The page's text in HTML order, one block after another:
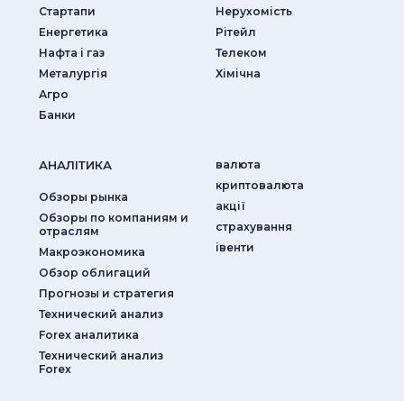
Стартапи
Енергетика
Нафта і газ
Металургія
Агро
Банки
Нерухомість
Рітейл
Телеком
Хімічна
АНАЛIТИКА
Обзоры рынка
Обзоры по компаниям и
отраслям
Макроэкономика
Обзор облигаций
Прогнозы и стратегия
Технический анализ
Forex аналитика
Технический анализ
Forex
валюта
криптовалюта
акції
страхування
iвенти